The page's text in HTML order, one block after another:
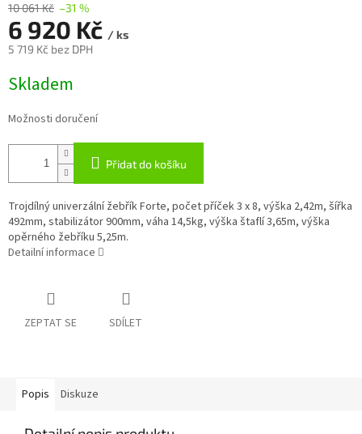
10 061 Kč –31 %
6 920 Kč / ks
5 719 Kč bez DPH
cena:
Skladem
Možnosti doručení
Přidat do košíku
Trojdílný univerzální žebřík Forte, počet příček 3 x 8, výška 2,42m, šířka
492mm, stabilizátor 900mm, váha 14,5kg, výška štaflí 3,65m, výška
opěrného žebříku 5,25m.
Detailní informace
ZEPTAT SE SDÍLET
Popis Diskuze